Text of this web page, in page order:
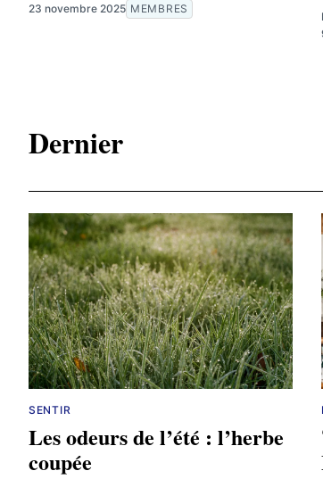
23 novembre 2025 MEMBRES
Dernier
SENTIR
Les odeurs de l’été : l’herbe
coupée